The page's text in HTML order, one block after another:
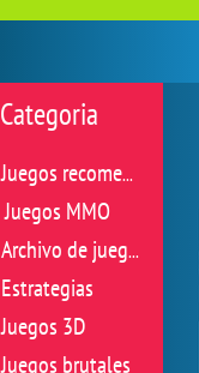
Categoria
Juegos recomendados
Juegos MMO
Archivo de juegos flash
Estrategias
Juegos 3D
Juegos brutales